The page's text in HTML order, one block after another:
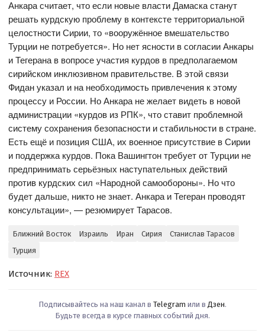
Анкара считает, что если новые власти Дамаска станут
решать курдскую проблему в контексте территориальной
целостности Сирии, то «вооружённое вмешательство
Турции не потребуется». Но нет ясности в согласии Анкары
и Тегерана в вопросе участия курдов в предполагаемом
сирийском инклюзивном правительстве. В этой связи
Фидан указал и на необходимость привлечения к этому
процессу и России. Но Анкара не желает видеть в новой
администрации «курдов из РПК», что ставит проблемной
систему сохранения безопасности и стабильности в стране.
Есть ещё и позиция США, их военное присутствие в Сирии
и поддержка курдов. Пока Вашингтон требует от Турции не
предпринимать серьёзных наступательных действий
против курдских сил «Народной самообороны». Но что
будет дальше, никто не знает. Анкара и Тегеран проводят
консультации», — резюмирует Тарасов.
Ближний Восток Израиль Иран Сирия
Станислав Тарасов
Турция
Источник: REX
Подписывайтесь на наш канал в Telegram или в Дзен.
Будьте всегда в курсе главных событий дня.